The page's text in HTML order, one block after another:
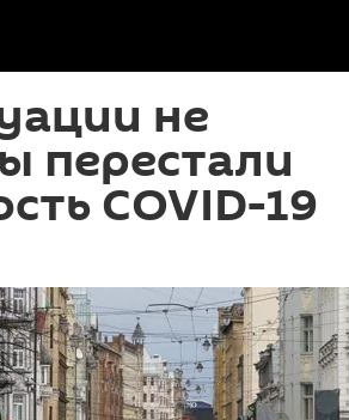
не
перестали
COVID-19